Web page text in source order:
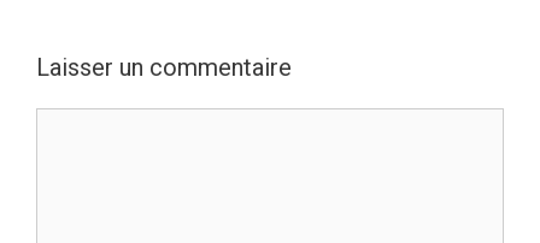
Laisser un commentaire